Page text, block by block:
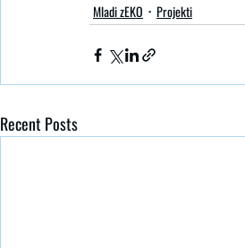
Mladi zEKO
Projekti
Recent Posts